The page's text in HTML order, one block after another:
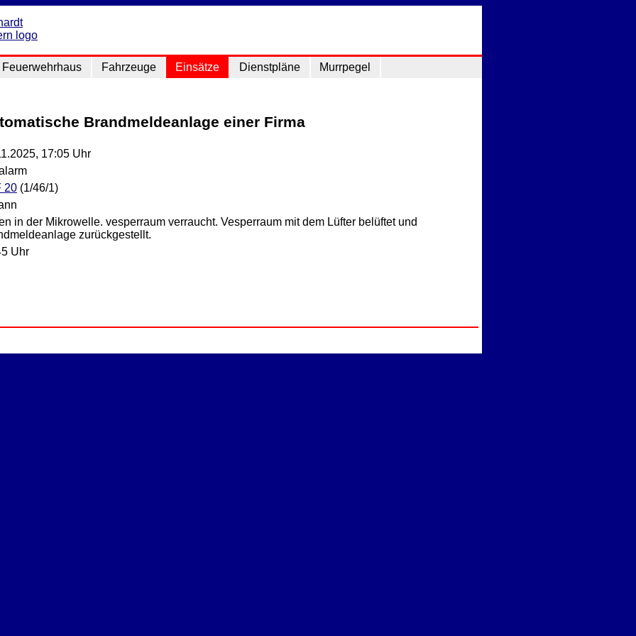
Feuerwehrhaus Fahrzeuge Einsätze Dienstpläne Murrpegel
Brandmeldeanlage einer Firma
17:05 Uhr
20 (1/46/1)
in der Mikrowelle. vesperraum verraucht. Vesperraum mit dem Lüfter belüftet und
zurückgestellt.
Uhr